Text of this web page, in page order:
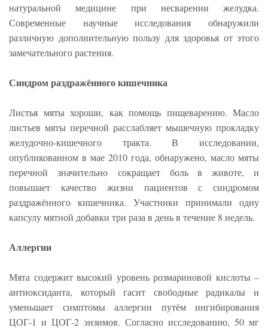
натуральной медицине при несварении желудка.
Современные научные исследования обнаружили
различную дополнительную пользу для здоровья от этого
замечательного растения.
Синдром раздражённого кишечника
Листья мяты хороши, как помощь пищеварению. Масло
листьев мяты перечной расслабляет мышечную прокладку
желудочно-кишечного тракта. В исследовании,
опубликованном в мае 2010 года, обнаружено, масло мяты
перечной значительно сокращает боль в животе, и
повышает качество жизни пациентов с синдромом
раздражённого кишечника. Участники принимали одну
капсулу мятной добавки три раза в день в течение 8 недель.
Аллергии
Мята содержит высокий уровень розмариновой кислоты –
антиоксиданта, который гасит свободные радикалы и
уменьшает симптомы аллергии путём ингибирования
ЦОГ-1 и ЦОГ-2 энзимов. Согласно исследованию, 50 мг